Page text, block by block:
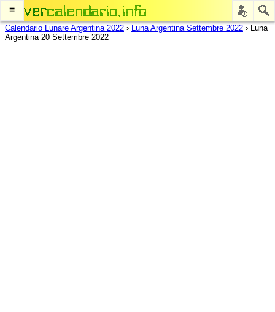
≡
Calendario Lunare Argentina 2022 › Luna Argentina Settembre 2022 › Luna
Argentina 20 Settembre 2022